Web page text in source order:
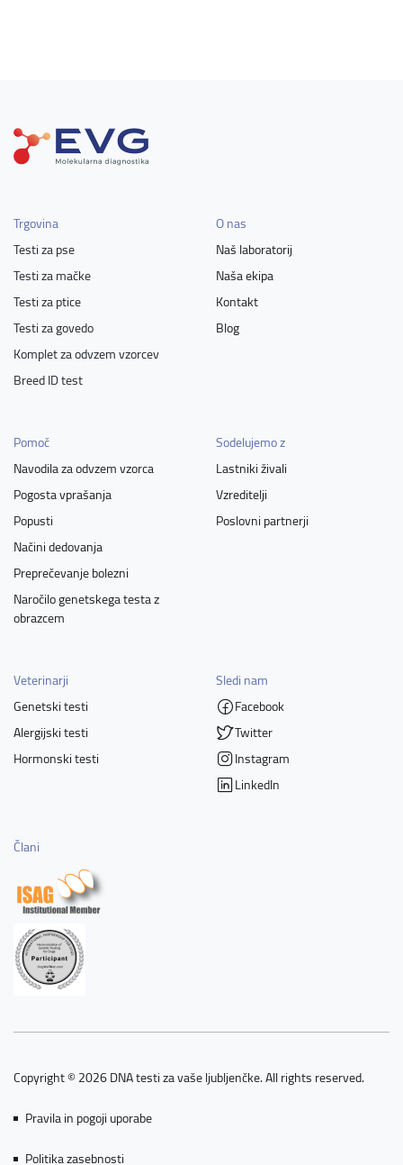
Trgovina
Testi za pse
Testi za mačke
Testi za ptice
Testi za govedo
Komplet za odvzem vzorcev
Breed ID test
O nas
Naš laboratorij
Naša ekipa
Kontakt
Blog
Pomoč
Navodila za odvzem vzorca
Pogosta vprašanja
Popusti
Načini dedovanja
Preprečevanje bolezni
Naročilo genetskega testa z
obrazcem
Sodelujemo z
Lastniki živali
Vzreditelji
Poslovni partnerji
Veterinarji
Genetski testi
Alergijski testi
Hormonski testi
Sledi nam
Facebook
Twitter
Instagram
LinkedIn
Člani
Copyright © 2026 DNA testi za vaše ljubljenčke. All rights reserved.
Pravila in pogoji uporabe
Politika zasebnosti